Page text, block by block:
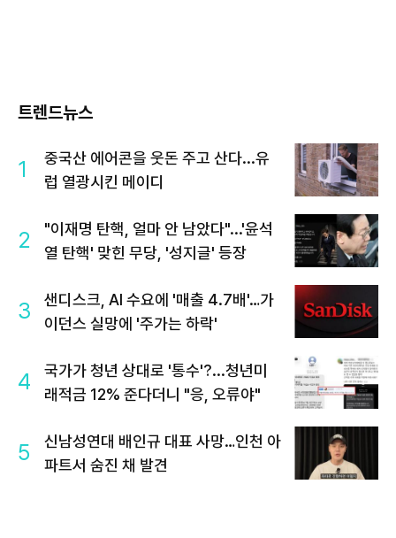
트렌드뉴스
1
중국산 에어콘을 웃돈 주고 산다...유
럽 열광시킨 메이디
2
"이재명 탄핵, 얼마 안 남았다"...'윤석
열 탄핵' 맞힌 무당, '성지글' 등장
3
샌디스크, AI 수요에 '매출 4.7배'…가
이던스 실망에 '주가는 하락'
4
국가가 청년 상대로 '통수'?...청년미
래적금 12% 준다더니 "응, 오류야"
5
신남성연대 배인규 대표 사망…인천 아
파트서 숨진 채 발견